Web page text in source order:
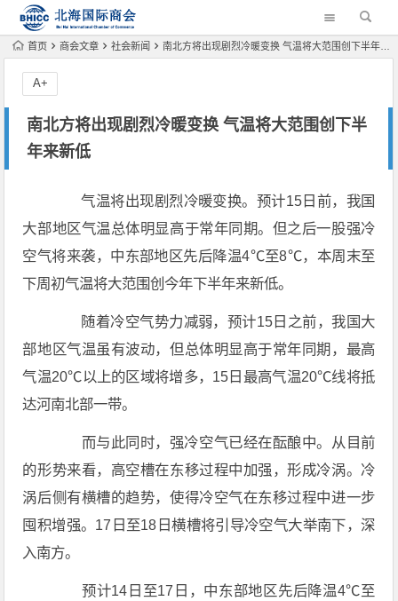
首页 商会文章 社会新闻 南北方将出现剧烈冷暖变换 气温将大范围创下半年来新低
南北方将出现剧烈冷暖变换 气温将大范围创下半
年来新低
A+
气温将出现剧烈冷暖变换。预计15日前，我国
大部地区气温总体明显高于常年同期。但之后一股强冷
空气将来袭，中东部地区先后降温4℃至8℃，本周末至
下周初气温将大范围创今年下半年来新低。
随着冷空气势力减弱，预计15日之前，我国大
部地区气温虽有波动，但总体明显高于常年同期，最高
气温20℃以上的区域将增多，15日最高气温20℃线将抵
达河南北部一带。
而与此同时，强冷空气已经在酝酿中。从目前
的形势来看，高空槽在东移过程中加强，形成冷涡。冷
涡后侧有横槽的趋势，使得冷空气在东移过程中进一步
囤积增强。17日至18日横槽将引导冷空气大举南下，深
入南方。
预计14日至17日，中东部地区先后降温4℃至